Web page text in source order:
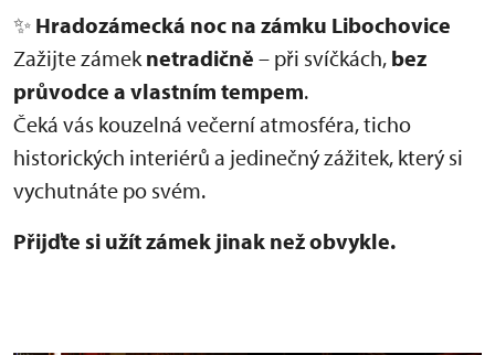
✨ Hradozámecká noc na zámku Libochovice
Zažijte zámeknetradičně – při svíčkách, bez
průvodce a vlastním tempem.
Čeká vás kouzelná večerní atmosféra, ticho
historických interiérů a jedinečný zážitek, který si
vychutnáte po svém.
Přijďte si užít zámek jinak než obvykle.